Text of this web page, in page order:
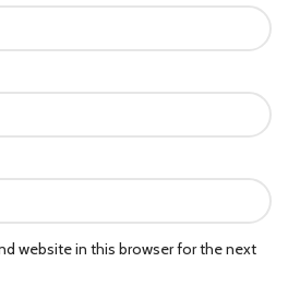
website in this browser for the next